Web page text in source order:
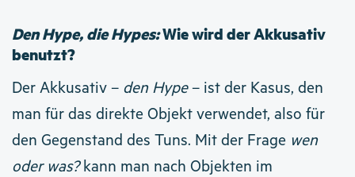
Den Hype, die Hypes:Wie wird der Akkusativ
benutzt?
Der Akkusativ – den Hype– ist der Kasus, den
man für das direkte Objekt verwendet, also für
den Gegenstand des Tuns. Mit der Frage wen
oder was?kann man nach Objekten im